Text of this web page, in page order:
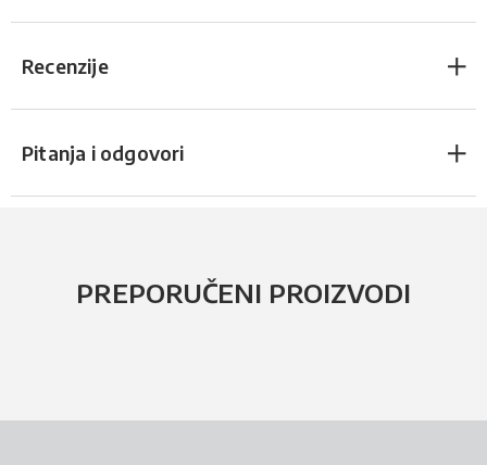
Recenzije
Pitanja i odgovori
PREPORUČENI PROIZVODI